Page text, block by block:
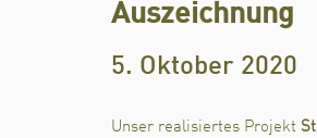
Auszeichnung
5. Oktober 2020
Unser realisiertes Projekt